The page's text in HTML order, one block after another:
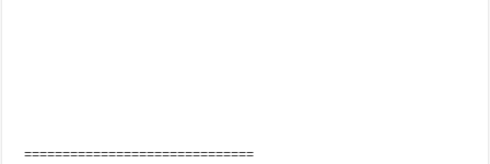
==============================